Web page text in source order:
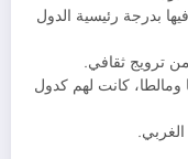
بدرجة رئيسية الدول
من ترويج ثقافي.
ومالطا، كانت لهم كدول
الغربي.